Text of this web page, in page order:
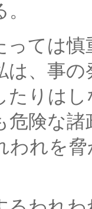
ては慎
は、事
たりは
危険な
われを